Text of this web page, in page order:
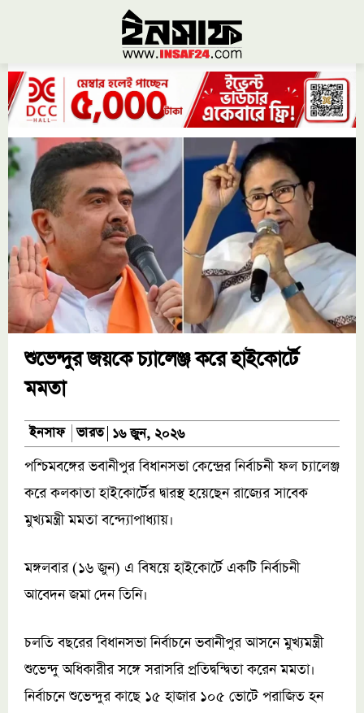
শুভেন্দুর জয়কে চ্যালেঞ্জ করে হাইকোর্টে
মমতা
ইনসাফ ভারত ১৬ জুন, ২০২৬
পশ্চিমবঙ্গের ভবানীপুর বিধানসভা কেন্দ্রের নির্বাচনী ফল চ্যালেঞ্জ
করে কলকাতা হাইকোর্টের দ্বারস্থ হয়েছেন রাজ্যের সাবেক
মুখ্যমন্ত্রী মমতা বন্দ্যোপাধ্যায়।
মঙ্গলবার (১৬ জুন) এ বিষয়ে হাইকোর্টে একটি নির্বাচনী
আবেদন জমা দেন তিনি।
চলতি বছরের বিধানসভা নির্বাচনে ভবানীপুর আসনে মুখ্যমন্ত্রী
শুভেন্দু অধিকারীর সঙ্গে সরাসরি প্রতিদ্বন্দ্বিতা করেন মমতা।
নির্বাচনে শুভেন্দুর কাছে ১৫ হাজার ১০৫ ভোটে পরাজিত হন